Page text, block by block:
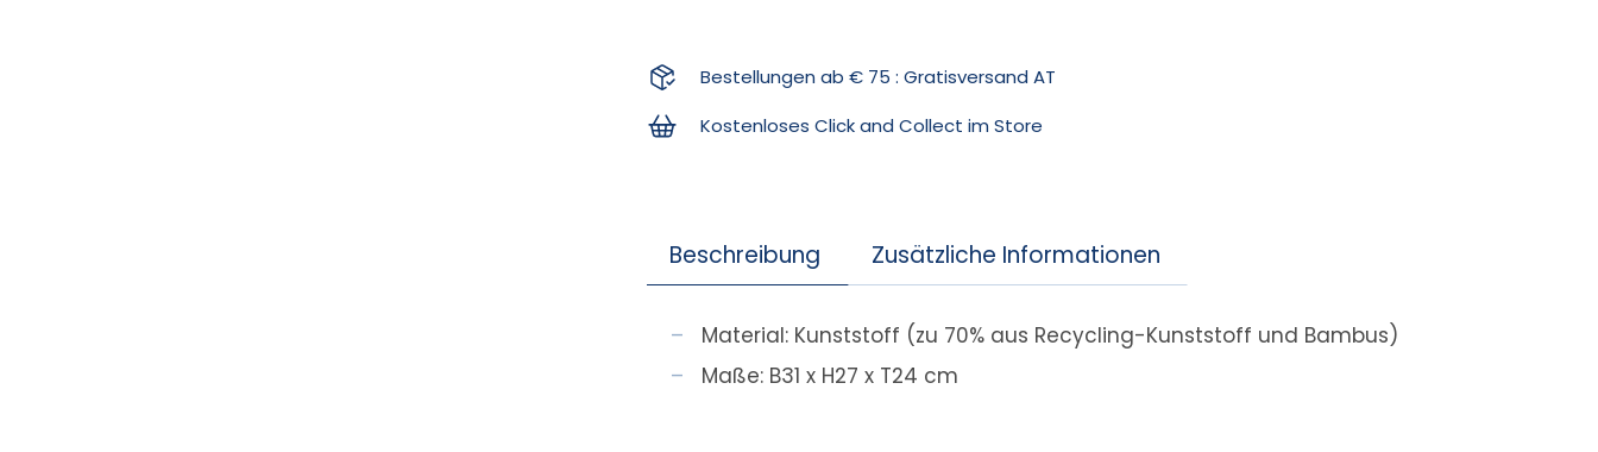
Bestellungen ab € 75 : Gratisversand AT
Kostenloses Click and Collect im Store
Beschreibung Zusätzliche Informationen
Material: Kunststoff (zu 70% aus Recycling-Kunststoff und Bambus)
Maße: B31 x H27 x T24 cm